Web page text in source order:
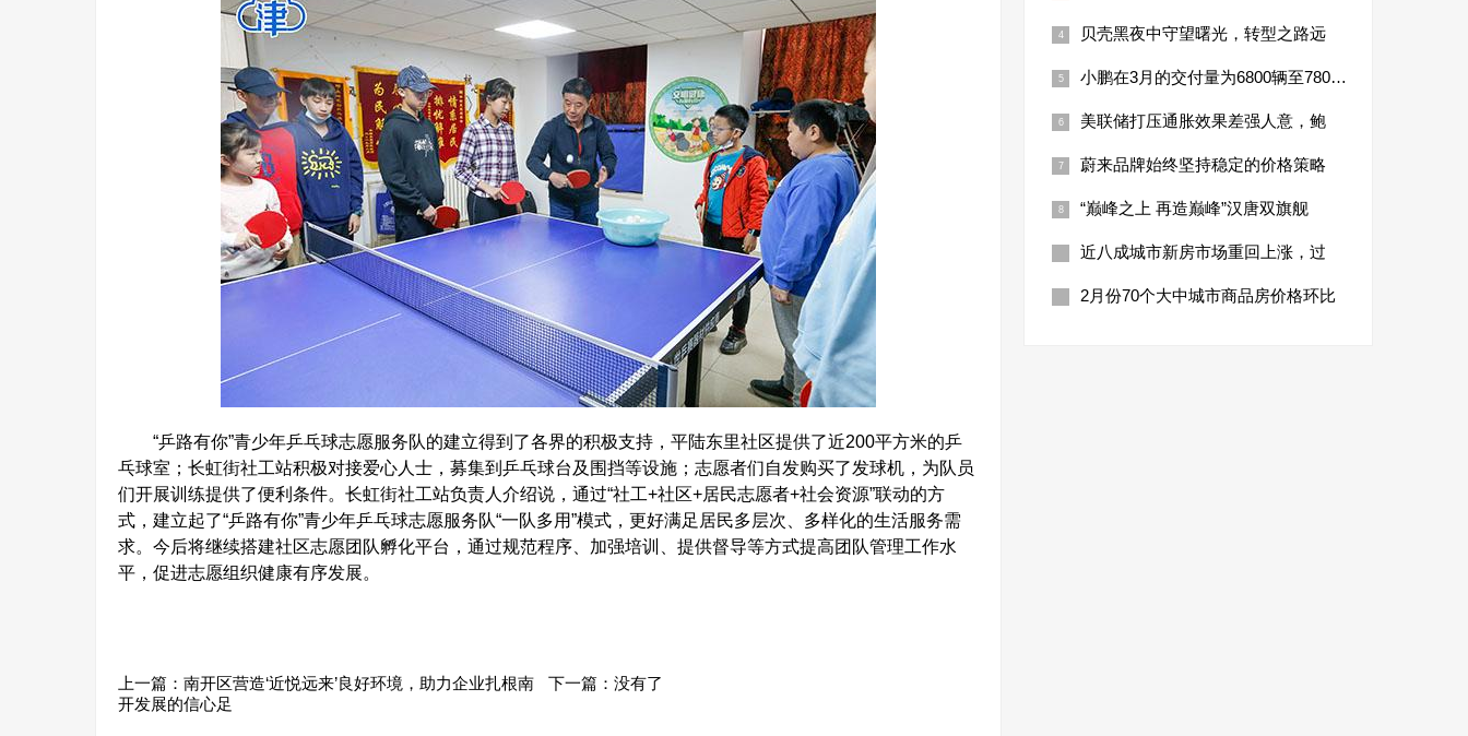
“乒路有你”青少年乒乓球志愿服务队的建立得到了各界的积极支持，平陆东里社区提供了近200平方米的乒
乓球室；长虹街社工站积极对接爱心人士，募集到乒乓球台及围挡等设施；志愿者们自发购买了发球机，为队员
们开展训练提供了便利条件。长虹街社工站负责人介绍说，通过“社工+社区+居民志愿者+社会资源”联动的方
式，建立起了“乒路有你”青少年乒乓球志愿服务队“一队多用”模式，更好满足居民多层次、多样化的生活服务需
求。今后将继续搭建社区志愿团队孵化平台，通过规范程序、加强培训、提供督导等方式提高团队管理工作水
平，促进志愿组织健康有序发展。
上一篇： 南开区营造‘近悦远来’良好环境，助力企业扎根南
开发展的信心足
下一篇：没有了
贝壳黑夜中守望曙光，转型之路远
小鹏在3月的交付量为6800辆至7800辆
美联储打压通胀效果差强人意，鲍
蔚来品牌始终坚持稳定的价格策略
“巅峰之上 再造巅峰”汉唐双旗舰
近八成城市新房市场重回上涨，过
2月份70个大中城市商品房价格环比